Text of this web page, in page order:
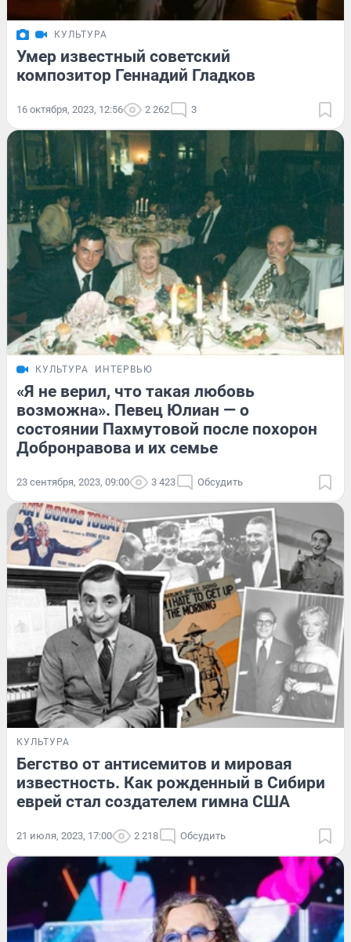
КУЛЬТУРА
Умер известный советский
композитор Геннадий Гладков
16 октября, 2023, 12:56 2 262 3
КУЛЬТУРА ИНТЕРВЬЮ
«Я не верил, что такая любовь
возможна». Певец Юлиан — о
состоянии Пахмутовой после похорон
Добронравова и их семье
23 сентября, 2023, 09:00 3 423 Обсудить
КУЛЬТУРА
Бегство от антисемитов и мировая
известность. Как рожденный в Cибири
еврей стал создателем гимна США
21 июля, 2023, 17:00 2 218 Обсудить